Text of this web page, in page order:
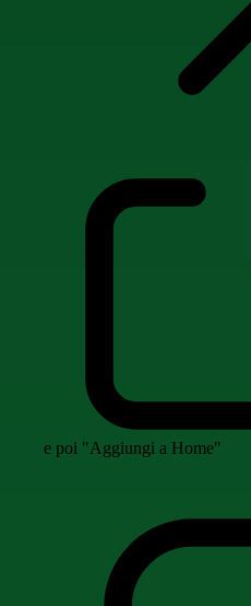
e poi "Aggiungi a Home"